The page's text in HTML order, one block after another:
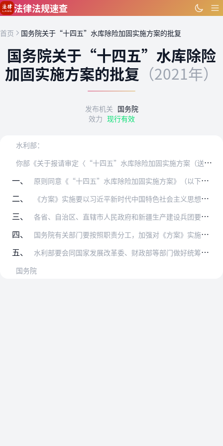
跳到主要内容
法律法规速查
首页 国务院关于“十四五”水库除险加固实施方案的批复
国务院关于“十四五”水库除险
加固实施方案的批复 （2021年）
发布机关 国务院
效力 现行有效
水利部：
你
部《关于报请审定〈“十四五”水库除险加固实施方案（送审稿）〉的请示》（水运管〔2021〕364号）收悉。现批复如下：
一、
原则同意《“十四五”水库除险加固实施方案》（以下简称《方案》），请认真组织实施。
二、 《方案》实施要以习近平新时代中国特色社会主义思想为指导，全面贯彻落实党的十九大和十九届历次全会精神，弘扬伟大建党精神，坚持稳中求进工作总基调，完整、准确、全面贯…
三、 各省、自治区、直辖市人民政府和新疆生产建设兵团要切实落实主体责任，对本辖区水库除险加固和运行管护工作负总责，将水库除险加固和运行管护纳入“十四五”有关规划和工作…
四、 国务院有关部门要按照职责分工，加强对《方案》实施的指导，在项目建设、资金投入、体制机制创新等方面给予积极支持，及时协调解决工作中遇到的困难和问题。
五、
水利部要会同国家发展改革委、财政部等部门做好统筹协调，加强跟踪分析和督促指导，完善动态监测和评估机制，确保“十四五”期间全面完成现有病险水库除险加固任务。重大事…
国务院